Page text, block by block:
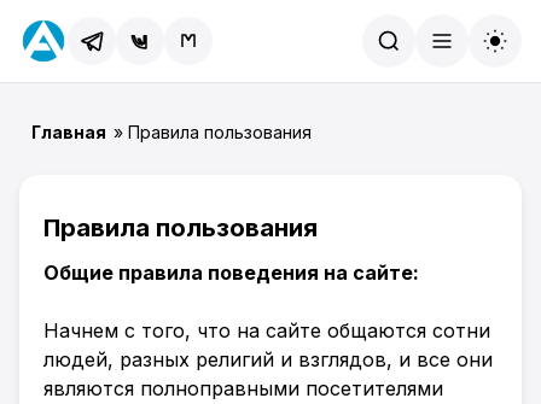
Главная » Правила пользования
Правила пользования
Общие правила поведения на сайте:
Начнем с того, что на сайте общаются сотни
людей, разных религий и взглядов, и все они
являются полноправными посетителями